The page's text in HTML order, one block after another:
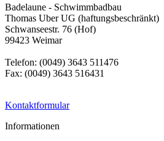
Badelaune - Schwimmbadbau
Thomas Uber UG (haftungsbeschränkt)
Schwanseestr. 76 (Hof)
99423 Weimar
Telefon: (0049) 3643 511476
Fax: (0049) 3643 516431
Kontaktformular
Informationen